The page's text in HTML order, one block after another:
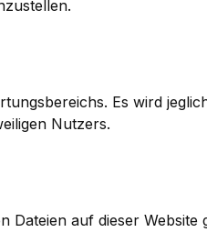
Es wird
Nutzers.
auf dieser